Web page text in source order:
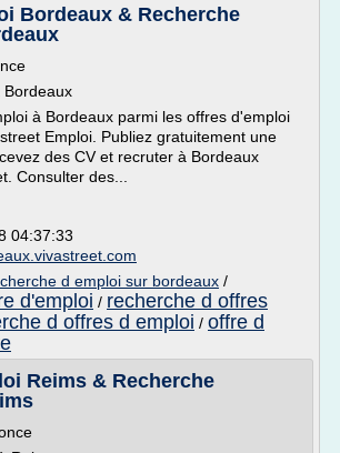
Bordeaux & Recherche
à Bordeaux parmi les offres d'emploi
Emploi. Publiez gratuitement une
des CV et recruter à Bordeaux
Consulter des...
04:37:33
d emploi sur bordeaux /
d'emploi / recherche d offres
d offres d emploi / offre d
Reims & Recherche